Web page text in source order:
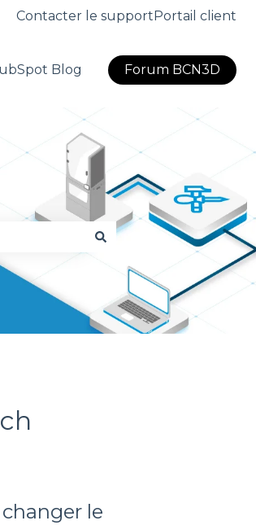
Contacter le supportPortail client
Blog Forum BCN3D
le